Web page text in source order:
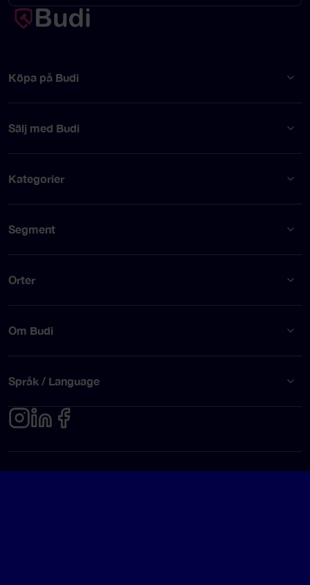
Köpa på Budi
Sälj med Budi
Kategorier
Segment
Orter
Om Budi
Språk / Language